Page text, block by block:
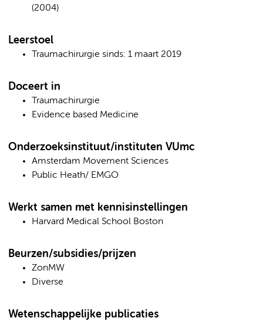
(2004)
Leerstoel
Traumachirurgie sinds: 1 maart 2019
Doceert in
Traumachirurgie
Evidence based Medicine
Onderzoeksinstituut/instituten VUmc
Amsterdam Movement Sciences
Public Heath/ EMGO
Werkt samen met kennisinstellingen
Harvard Medical School Boston
Beurzen/subsidies/prijzen
ZonMW
Diverse
Wetenschappelijke publicaties